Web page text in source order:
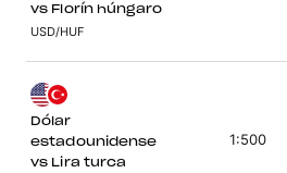
vs Florín húngaro
USD/HUF
Dólar
estadounidense
vs Lira turca
1:500